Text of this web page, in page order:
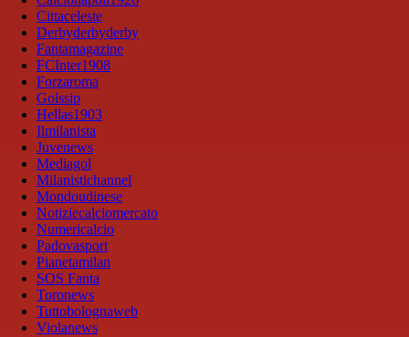
Cittaceleste
Derbyderbyderby
Fantamagazine
FCInter1908
Forzaroma
Golssip
Hellas1903
Ilmilanista
Juvenews
Mediagol
Milanistichannel
Mondoudinese
Notiziecalciomercato
Numericalcio
Padovasport
Pianetamilan
SOS Fanta
Toronews
Tuttobolognaweb
Violanews